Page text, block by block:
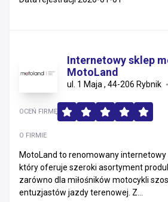
Internetowy sklep
MotoLand
ul. 1 Maja , 44-206 Rybnik
O FIRMIE
MotoLand to renomowany internetowy
który oferuje szeroki asortyment
zarówno dla miłośników motocykli
entuzjastów jazdy terenowej. Z...
OCEŃ FIRMĘ